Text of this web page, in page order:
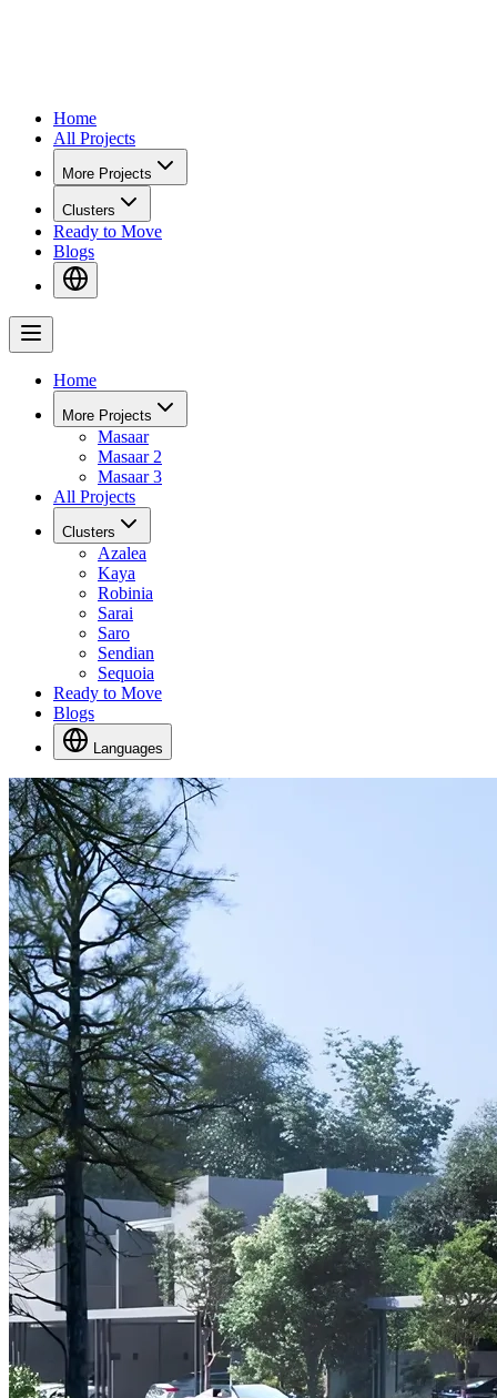
Home
All Projects
More Projects
Clusters
Ready to Move
Blogs
Home
More Projects
Masaar
Masaar 2
Masaar 3
All Projects
Clusters
Azalea
Kaya
Robinia
Sarai
Saro
Sendian
Sequoia
Ready to Move
Blogs
Languages